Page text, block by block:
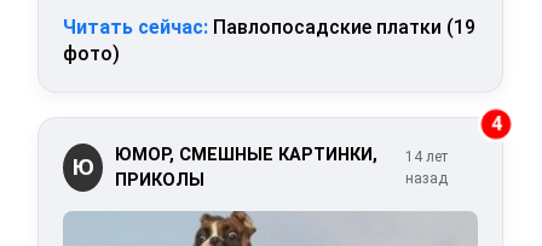
Читать сейчас: Павлопосадские платки (19
фото)
4
Ю
ЮМОР, СМЕШНЫЕ КАРТИНКИ,
ПРИКОЛЫ
14 лет
назад